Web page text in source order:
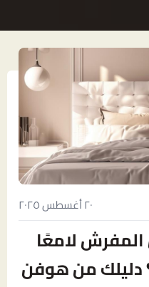
٢٠ أغسطس ٢٠٢٥
لامعًا
دليلك من هوفن